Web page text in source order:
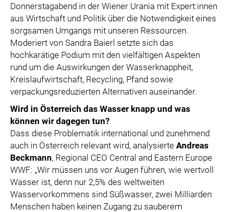
Donnerstagabend in der Wiener Urania mit Expert:innen
aus Wirtschaft und Politik über die Notwendigkeit eines
sorgsamen Umgangs mit unseren Ressourcen.
Moderiert von Sandra Baierl setzte sich das
hochkarätige Podium mit den vielfältigen Aspekten
rund um die Auswirkungen der Wasserknappheit,
Kreislaufwirtschaft, Recycling, Pfand sowie
verpackungsreduzierten Alternativen auseinander.
Wird in Österreich das Wasser knapp und was
können wir dagegen tun?
Dass diese Problematik international und zunehmend
auch in Österreich relevant wird, analysierte Andreas
Beckmann, Regional CEO Central and Eastern Europe
WWF: „Wir müssen uns vor Augen führen, wie wertvoll
Wasser ist, denn nur 2,5% des weltweiten
Wasservorkommens sind Süßwasser, zwei Milliarden
Menschen haben keinen Zugang zu sauberem